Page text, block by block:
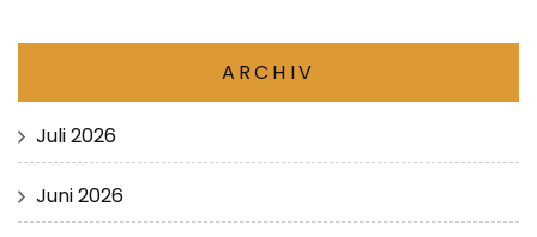
ARCHIV
Juli 2026
Juni 2026